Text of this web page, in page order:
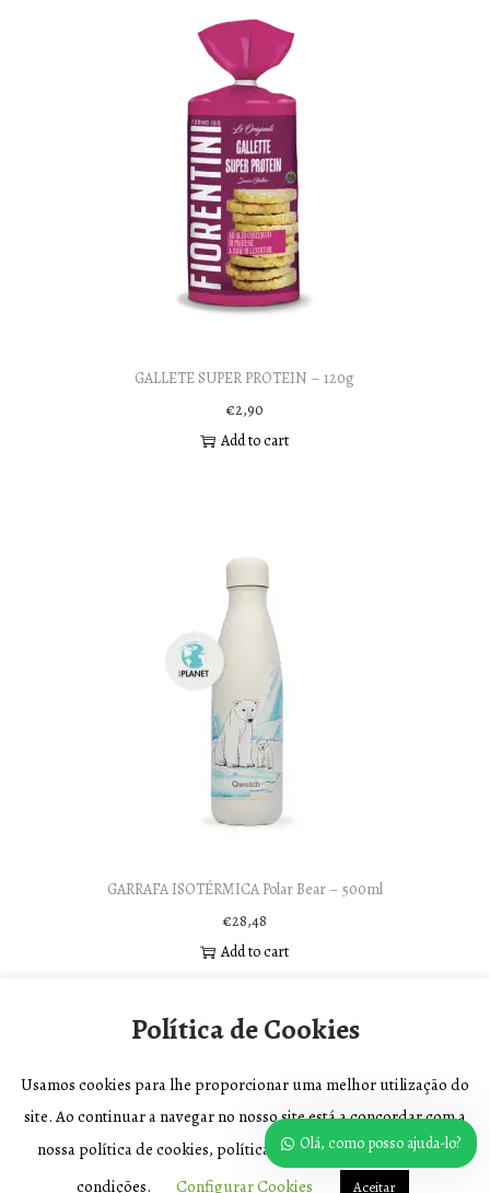
GALLETE SUPER PROTEIN – 120g
€2,90
Add to cart
GARRAFA ISOTÉRMICA Polar Bear – 500ml
€28,48
Add to cart
Copyright © 2026 Biolojinha|
Política de Privacidade e Termos e
Política de Cookies
Usamos cookies para lhe proporcionar uma melhor utilização do
site. Ao continuar a navegar no nosso site está a concordar com a
nossa política de cookies, política de privacidade e Termos e
condições.
Configurar Cookies Aceitar
Olá, como posso ajuda-lo?